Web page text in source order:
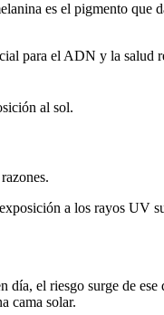
es el pigmento que
para el ADN y la salud
al sol.
a los rayos UV
el riesgo surge de ese
cama solar.